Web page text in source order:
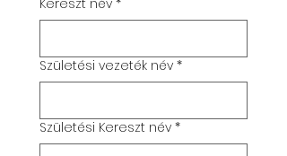
Kereszt név *
Születési vezeték név *
Születési Kereszt név *